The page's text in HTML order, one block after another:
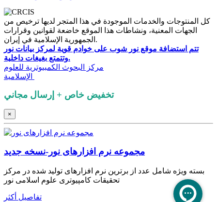
كل المنتوجات والخدمات الموجودة في هذا المتجر لديها ترخيص من
الجهات المعنية، ونشاطات هذا الموقع خاضعة لقوانين وقرارات
الجمهورية الإسلامية في إيران.
تتم استضافة موقع نور شوب على خوادم قوية لمركز بيانات نور
وتتمتع بغيغات داخلية.
مرکز البحوث الكمبيوترية للعلوم
تخفيض خاص + إرسال مجاني
×
مجموعه نرم‌ افزارهای نور-نسخه جدید
بسته ویژه شامل عدد از برترین نرم افزارهای تولید شده در مرکز
تحقیقات کامپیوتری علوم اسلامی نور
تفاصيل أكثر